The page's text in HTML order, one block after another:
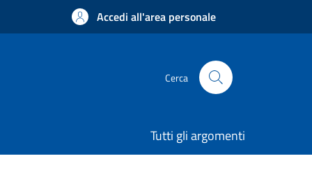
Accedi all'area personale
Cerca
Tutti gli argomenti